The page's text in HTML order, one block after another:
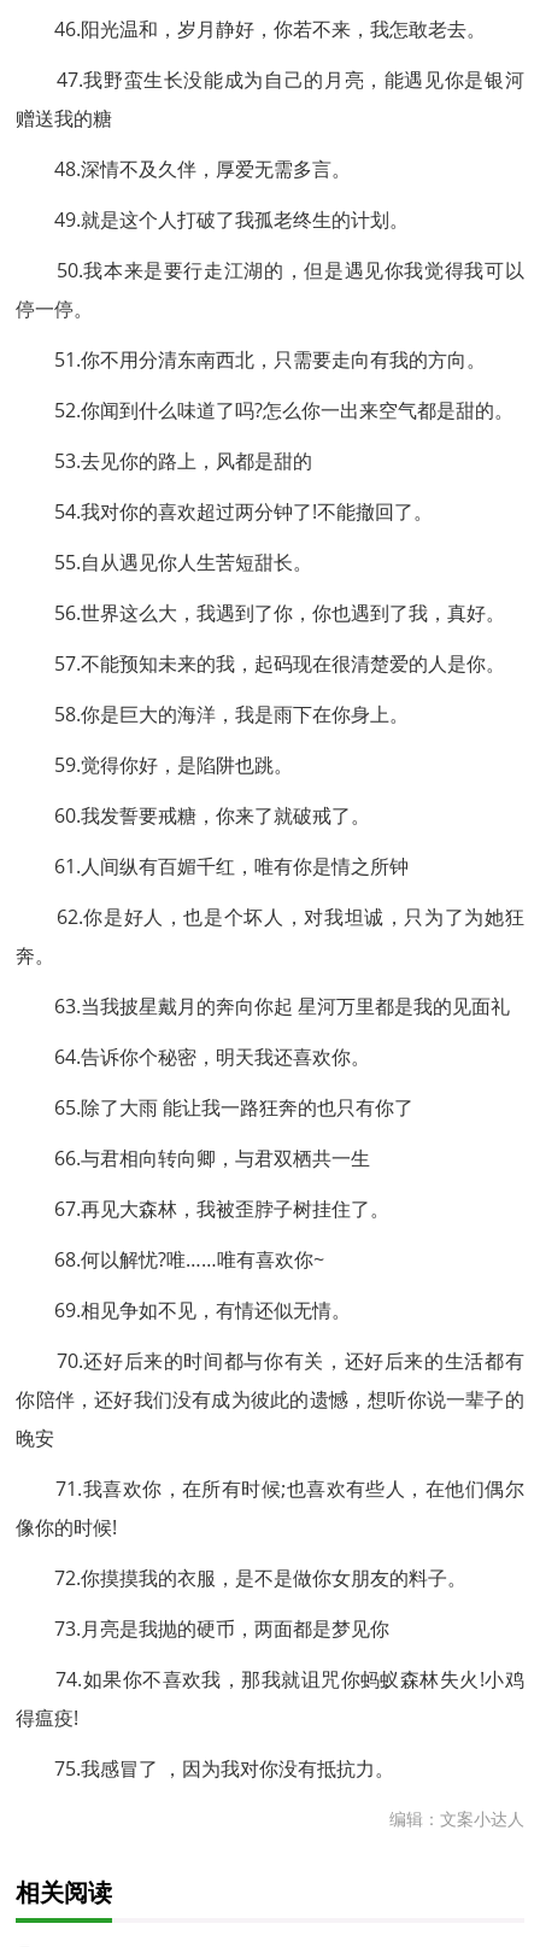
46.阳光温和，岁月静好，你若不来，我怎敢老去。
47.我野蛮生长没能成为自己的月亮，能遇见你是银河
赠送我的糖
48.深情不及久伴，厚爱无需多言。
49.就是这个人打破了我孤老终生的计划。
50.我本来是要行走江湖的，但是遇见你我觉得我可以
停一停。
51.你不用分清东南西北，只需要走向有我的方向。
52.你闻到什么味道了吗?怎么你一出来空气都是甜的。
53.去见你的路上，风都是甜的
54.我对你的喜欢超过两分钟了!不能撤回了。
55.自从遇见你人生苦短甜长。
56.世界这么大，我遇到了你，你也遇到了我，真好。
57.不能预知未来的我，起码现在很清楚爱的人是你。
58.你是巨大的海洋，我是雨下在你身上。
59.觉得你好，是陷阱也跳。
60.我发誓要戒糖，你来了就破戒了。
61.人间纵有百媚千红，唯有你是情之所钟
62.你是好人，也是个坏人，对我坦诚，只为了为她狂
奔。
63.当我披星戴月的奔向你起 星河万里都是我的见面礼
64.告诉你个秘密，明天我还喜欢你。
65.除了大雨 能让我一路狂奔的也只有你了
66.与君相向转向卿，与君双栖共一生
67.再见大森林，我被歪脖子树挂住了。
68.何以解忧?唯……唯有喜欢你~
69.相见争如不见，有情还似无情。
70.还好后来的时间都与你有关，还好后来的生活都有
你陪伴，还好我们没有成为彼此的遗憾，想听你说一辈子的
晚安
71.我喜欢你，在所有时候;也喜欢有些人，在他们偶尔
像你的时候!
72.你摸摸我的衣服，是不是做你女朋友的料子。
73.月亮是我抛的硬币，两面都是梦见你
74.如果你不喜欢我，那我就诅咒你蚂蚁森林失火!小鸡
得瘟疫!
75.我感冒了 ，因为我对你没有抵抗力。
编辑：文案小达人
相关阅读